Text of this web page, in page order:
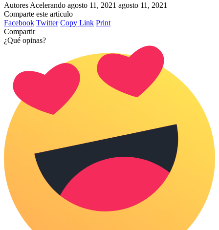
Autores Acelerando agosto 11, 2021 agosto 11, 2021
Comparte este artículo
Facebook Twitter Copy Link Print
Compartir
¿Qué opinas?